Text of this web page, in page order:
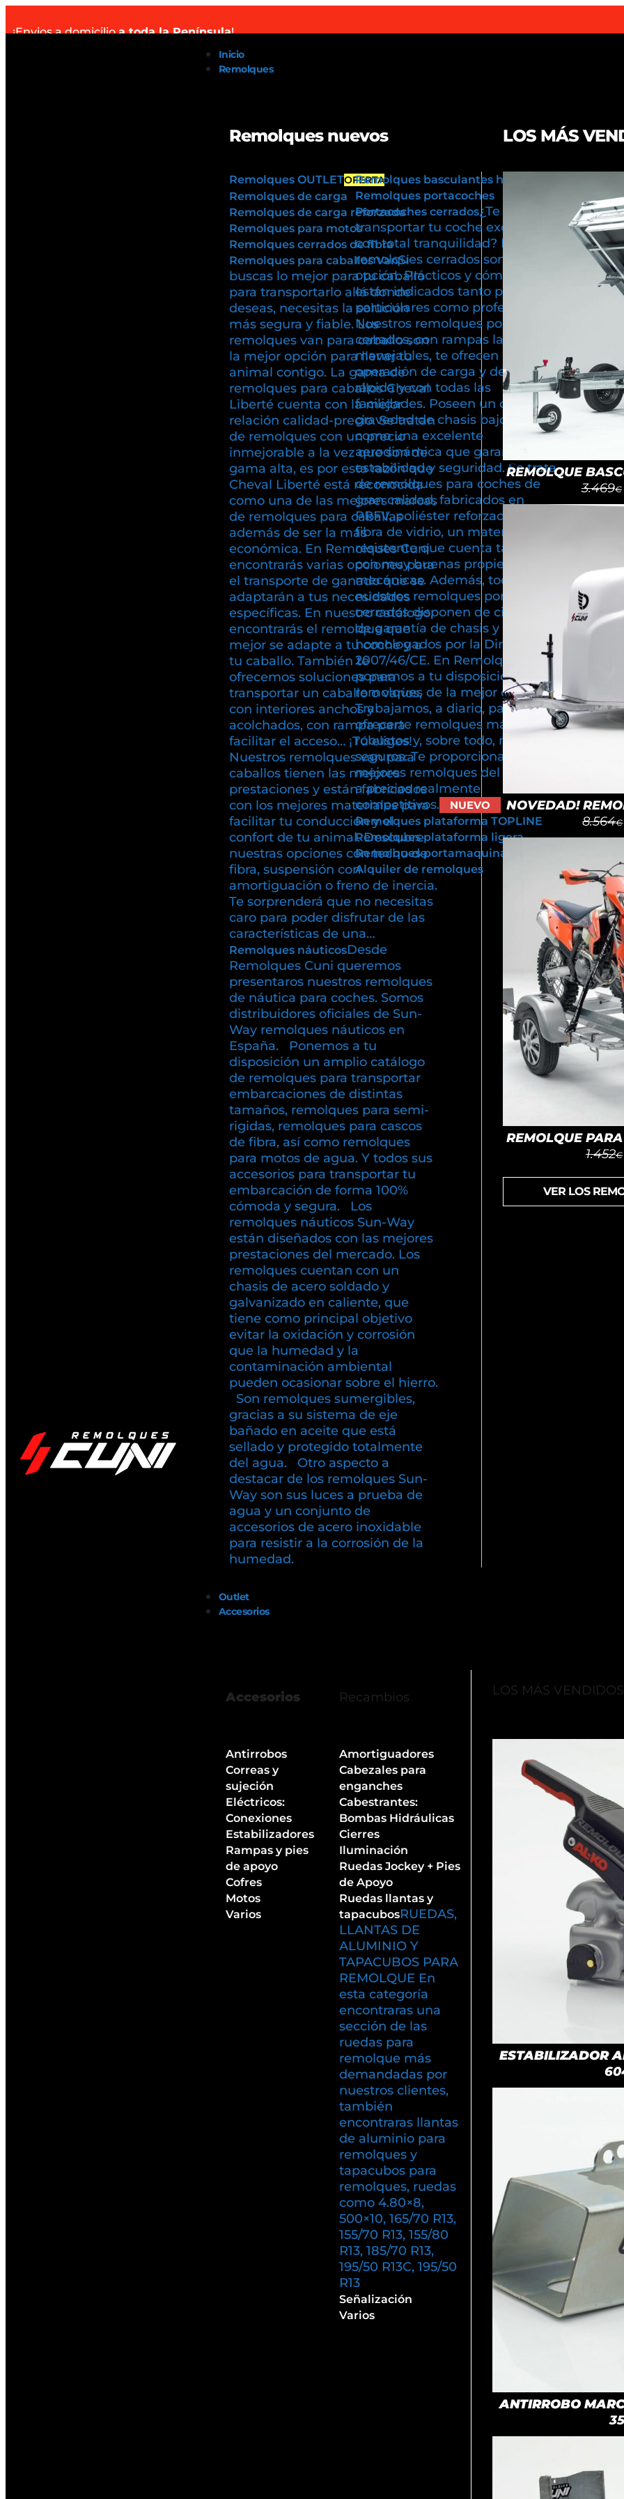
¡Envios a domicilioa toda la Península!
Inicio
Remolques
Remolques nuevos
Remolques OUTLETOFERTA
Remolques de carga
Remolques de carga reforzada
Remolques para motos
Remolques cerrados de fibra
Remolques para caballos VanSi
buscas lo mejor para tu caballo
para transportarlo allá donde
deseas, necesitas la solución
más segura y fiable. Los
remolques van para caballo son
la mejor opción para llevar tu
animal contigo. La gama de
remolques para caballos Cheval
Liberté cuenta con la mejor
relación calidad-precio. Se tratan
de remolques con un precio
inmejorable a la vez que son de
gama alta, es por esta razón que
Cheval Liberté está reconocida
como una de las mejores marcas
de remolques para caballas
además de ser la más
económica. En Remolques Cuni
encontrarás varias opciones para
el transporte de ganado que se
adaptarán a tus necesidades
específicas. En nuestro catálogo,
encontrarás el remolque que
mejor se adapte a tu coche y a
tu caballo. También te
ofrecemos soluciones para
transportar un caballo o varios,
con interiores anchos y
acolchados, con rampa para
facilitar el acceso… ¡Tú eliges!
Nuestros remolques van para
caballos tienen las mejores
prestaciones y están fabricados
con los mejores materiales para
facilitar tu conducción y el
confort de tu animal. Descubre
nuestras opciones con techo de
fibra, suspensión con
amortiguación o freno de inercia.
Te sorprenderá que no necesitas
caro para poder disfrutar de las
características de una…
Remolques náuticosDesde
Remolques Cuni queremos
presentaros nuestros remolques
de náutica para coches. Somos
distribuidores oficiales de Sun-
Way remolques náuticos en
España. Ponemos a tu
disposición un amplio catálogo
de remolques para transportar
embarcaciones de distintas
tamaños, remolques para semi-
rigidas, remolques para cascos
de fibra, así como remolques
para motos de agua. Y todos sus
accesorios para transportar tu
embarcación de forma 100%
cómoda y segura. Los
remolques náuticos Sun-Way
están diseñados con las mejores
prestaciones del mercado. Los
remolques cuentan con un
chasis de acero soldado y
galvanizado en caliente, que
tiene como principal objetivo
evitar la oxidación y corrosión
que la humedad y la
contaminación ambiental
pueden ocasionar sobre el hierro.
Son remolques sumergibles,
gracias a su sistema de eje
bañado en aceite que está
sellado y protegido totalmente
del agua. Otro aspecto a
destacar de los remolques Sun-
Way son sus luces a prueba de
agua y un conjunto de
accesorios de acero inoxidable
para resistir a la corrosión de la
humedad.
Remolques basculantes hidráulicos
Remolques portacoches
Portacoches cerrados¿Te gustaría
transportar tu coche exclusivo
con total tranquilidad? Los
remolques cerrados son tu mejor
opción. Prácticos y cómodos,
están indicados tanto para usos
particulares como profesionales.
Nuestros remolques portacoches
cerrados, con rampas largas y
manejables, te ofrecen una
operación de carga y descarga,
rápida y con todas las
facilidades. Poseen un centro de
gravedad de chasis bajo, así
como una excelente
aerodinámica que garantiza
estabilidad y seguridad. Se trata
de remolques para coches de
gran calidad, fabricados en
PRFV, poliéster reforzado con
fibra de vidrio, un material
resistente que cuenta también
con muy buenas propiedades
mecánicas. Además, todos
nuestros remolques portacoches
cerrados disponen de cinco años
de garantía de chasis y están
homologados por la Directiva
2007/46/CE. En Remolques Cuni
ponemos a tu disposición
remolques de la mejor calidad.
Trabajamos, a diario, para poder
ofrecerte remolques más ligeros,
robustos y, sobre todo, más
seguros. Te proporcionamos los
mejores remolques del mercado
a precios realmente
competitivos.
NUEVO
Remolques plataforma TOPLINE
Remolques plataforma ligera
Remolques portamaquinaria
Alquiler de remolques
LOS MÁS
REMOLQUE
3.469€
NOVEDAD!
8.564€
REMOLQUE
1.452€
VER LOS
Outlet
Accesorios
Accesorios
Antirrobos
Correas y
sujeción
Eléctricos:
Conexiones
Estabilizadores
Rampas y pies
de apoyo
Cofres
Motos
Varios
Recambios
Amortiguadores
Cabezales para
enganches
Cabestrantes:
Bombas Hidráulicas
Cierres
Iluminación
Ruedas Jockey + Pies
de Apoyo
Ruedas llantas y
tapacubosRUEDAS,
LLANTAS DE
ALUMINIO Y
TAPACUBOS PARA
REMOLQUE En
esta categoría
encontraras una
sección de las
ruedas para
remolque más
demandadas por
nuestros clientes,
también
encontraras llantas
de aluminio para
remolques y
tapacubos para
remolques, ruedas
como 4.80×8,
500×10, 165/70 R13,
155/70 R13, 155/80
R13, 185/70 R13,
195/50 R13C, 195/50
R13
Señalización
Varios
LOS MÁS VENDIDOS
ESTABILIZADOR
ANTIRROBO